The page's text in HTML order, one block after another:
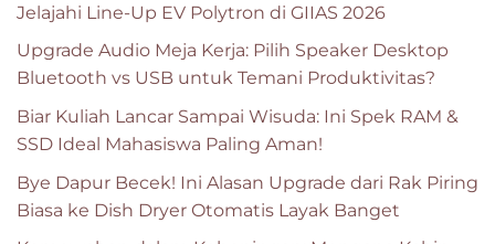
Jelajahi Line-Up EV Polytron di GIIAS 2026
Upgrade Audio Meja Kerja: Pilih Speaker Desktop
Bluetooth vs USB untuk Temani Produktivitas?
Biar Kuliah Lancar Sampai Wisuda: Ini Spek RAM &
SSD Ideal Mahasiswa Paling Aman!
Bye Dapur Becek! Ini Alasan Upgrade dari Rak Piring
Biasa ke Dish Dryer Otomatis Layak Banget